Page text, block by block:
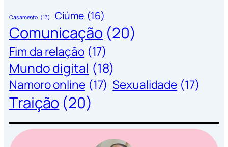
Casamento (13) Ciúme (16)
Comunicação (20)
Fim da relação (17)
Mundo digital (18)
Namoro online (17) Sexualidade (17)
Traição (20)